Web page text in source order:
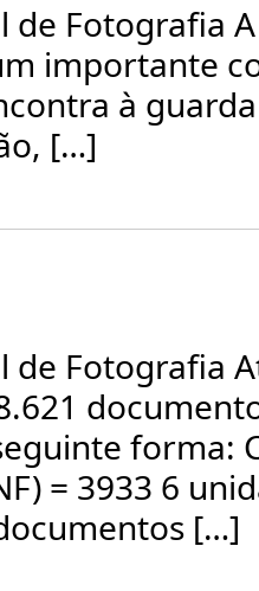
de Fotografia
importante
à
[…]
de Fotografia
forma:
= 3933 6
[…]